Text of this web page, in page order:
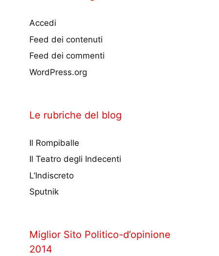
Accedi
Feed dei contenuti
Feed dei commenti
WordPress.org
Le rubriche del blog
Il Rompiballe
Il Teatro degli Indecenti
L’Indiscreto
Sputnik
Miglior Sito Politico-d’opinione
2014